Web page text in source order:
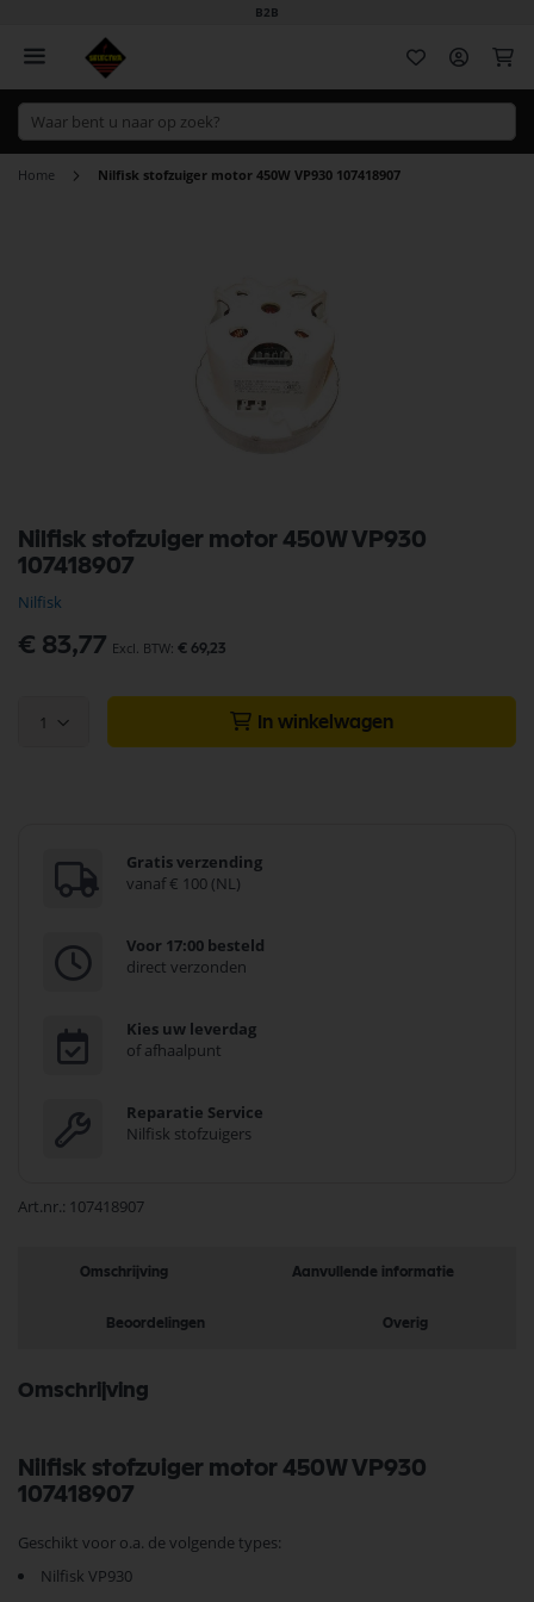
B2B
Home Nilfisk stofzuiger motor 450W VP930 107418907
Nilfisk stofzuiger motor 450W VP930
107418907
Nilfisk
€ 83,77 € 69,23
1 In winkelwagen
Gratis verzending
vanaf € 100 (NL)
Voor 17:00 besteld
direct verzonden
Kies uw leverdag
of afhaalpunt
Reparatie Service
Nilfisk stofzuigers
Art.nr. 107418907
naar
het
van
de
afbeeldingen-
Omschrijving Aanvullende informatie
Beoordelingen Overig
Omschrijving
Nilfisk stofzuiger motor 450W VP930
107418907
Geschikt voor o.a. de volgende types:
Nilfisk VP930